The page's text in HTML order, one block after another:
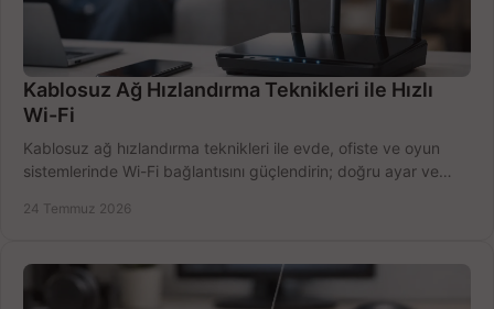
Kablosuz Ağ Hızlandırma Teknikleri ile Hızlı
Wi-Fi
Kablosuz ağ hızlandırma teknikleri ile evde, ofiste ve oyun
sistemlerinde Wi-Fi bağlantısını güçlendirin; doğru ayar ve
24 Temmuz 2026